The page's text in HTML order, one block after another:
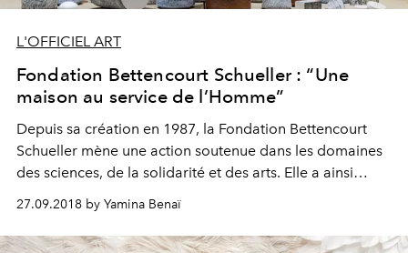
L'OFFICIEL ART
Fondation Bettencourt Schueller : “Une
maison au service de l’Homme”
Depuis sa création en 1987, la Fondation Bettencourt
Schueller mène une action soutenue dans les domaines
des sciences, de la solidarité et des arts. Elle a ainsi
politiques et des publics pour réhabiliter, promouvoir et
moderniser l’image des métiers d’art, dont le Prix Liliane
27.09.2018 by Yamina Benaï